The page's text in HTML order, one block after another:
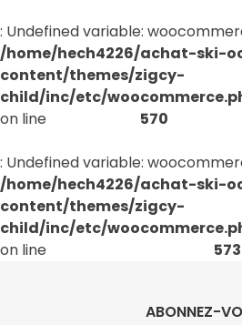
: Undefined variable:
/home/hech4226/achat-ski-
content/themes/zigcy-
child/inc/etc/
on line
570
: Undefined variable:
/home/hech4226/achat-ski-
content/themes/zigcy-
child/inc/etc/
on line
573
ABONNEZ-